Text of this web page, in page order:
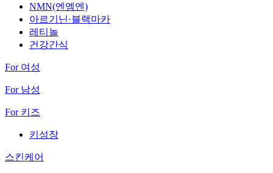
NMN(엔엠엔)
아르기닌·블랙마카
레티놀
건강간식
For 여성
For 남성
For 키즈
키성장
스킨케어